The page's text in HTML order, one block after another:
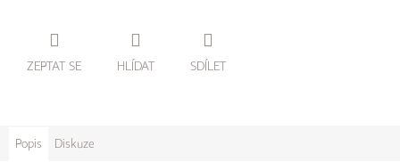
ZEPTAT SE HLÍDAT SDÍLET
Popis Diskuze